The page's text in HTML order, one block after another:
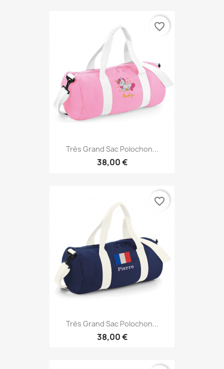
Très Grand Sac Polochon...
38,00 €
favorite_border
Très Grand Sac Polochon...
38,00 €
favorite_border